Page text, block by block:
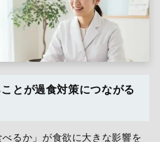
とが過食対策につながる
るか」が食欲に大きな影響を